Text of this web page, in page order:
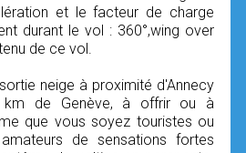
et le facteur de charge
durant le vol : 360°,wing over
de ce vol.
neige à proximité d'Annecy
de Genève, à offrir ou à
que vous soyez touristes ou
de sensations fortes